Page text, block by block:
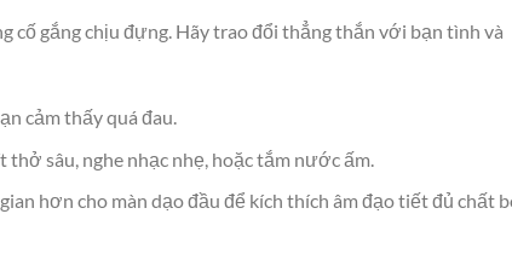
cố gắng chịu đựng. Hãy trao đổi thẳng thắn với bạn tình và
cảm thấy quá đau.
sâu, nghe nhạc nhẹ, hoặc tắm nước ấm.
hơn cho màn dạo đầu để kích thích âm đạo tiết đủ chất